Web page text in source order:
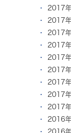
2017
2017
2017
2017
2017
2017
2017
2017
2017
2016
2016